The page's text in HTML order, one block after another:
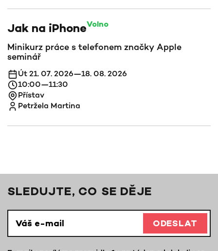
Jak na iPhoneVolno
Minikurz práce s telefonem značky Apple
seminář
Út 21. 07. 2026—18. 08. 2026
10:00—11:30
Přístav
Petržela Martina
SLEDUJTE, CO SE DĚJE
ODESLAT